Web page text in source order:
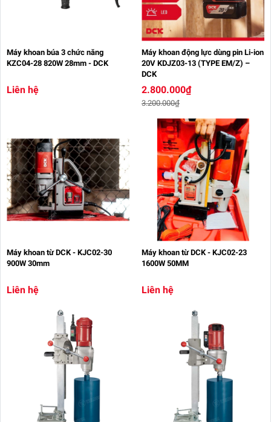
Máy khoan búa 3 chức năng
KZC04-28 820W 28mm - DCK
Liên hệ
Máy khoan động lực dùng pin Li-ion
20V KDJZ03-13 (TYPE EM/Z) –
DCK
2.800.000₫
3.200.000₫
Máy khoan từ DCK - KJC02-30
900W 30mm
Liên hệ
Máy khoan từ DCK - KJC02-23
1600W 50MM
Liên hệ